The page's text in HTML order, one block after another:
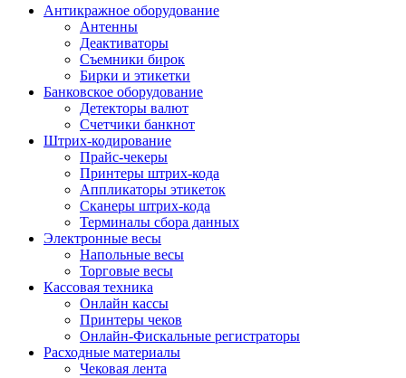
Антикражное оборудование
Антенны
Деактиваторы
Съемники бирок
Бирки и этикетки
Банковское оборудование
Детекторы валют
Счетчики банкнот
Штрих-кодирование
Прайс-чекеры
Принтеры штрих-кода
Аппликаторы этикеток
Сканеры штрих-кода
Терминалы сбора данных
Электронные весы
Напольные весы
Торговые весы
Кассовая техника
Онлайн кассы
Принтеры чеков
Онлайн-Фискальные регистраторы
Расходные материалы
Чековая лента